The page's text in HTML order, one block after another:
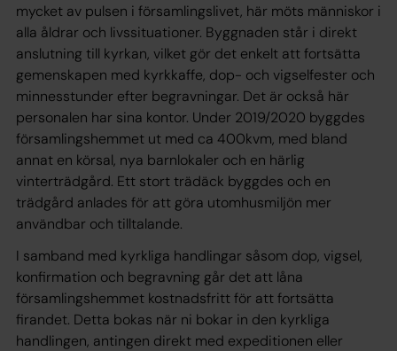
mycket av pulsen i församlingslivet, här möts människor i
alla åldrar och livssituationer. Byggnaden står i direkt
anslutning till kyrkan, vilket gör det enkelt att fortsätta
gemenskapen med kyrkkaffe, dop- och vigselfester och
minnesstunder efter begravningar. Det är också här
personalen har sina kontor. Under 2019/2020 byggdes
församlingshemmet ut med ca 400kvm, med bland
annat en körsal, nya barnlokaler och en härlig
vinterträdgård. Ett stort trädäck byggdes och en
trädgård anlades för att göra utomhusmiljön mer
användbar och tilltalande.
I samband med kyrkliga handlingar såsom dop, vigsel,
konfirmation och begravning går det att låna
församlingshemmet kostnadsfritt för att fortsätta
firandet. Detta bokas när ni bokar in den kyrkliga
handlingen, antingen direkt med expeditionen eller